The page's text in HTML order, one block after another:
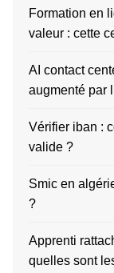
Formation en
valeur : cette
AI contact
augmenté par
Vérifier iban :
valide ?
Smic en
?
Apprenti
quelles sont